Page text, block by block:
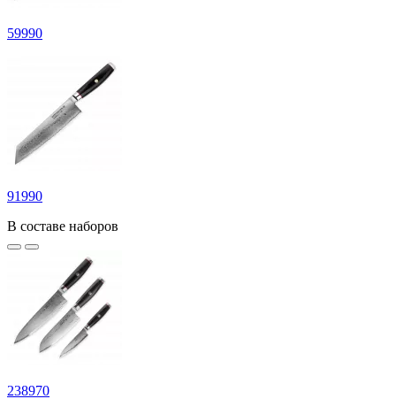
59990
91990
В составе наборов
238970